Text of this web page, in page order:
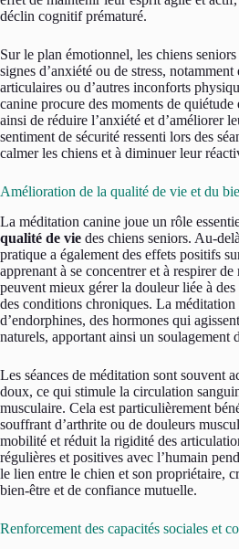
déclin cognitif prématuré.
Sur le plan émotionnel, les chiens
signes d’anxiété ou de stress,
articulaires ou d’autres inconforts
canine procure des moments de
ainsi de réduire l’anxiété et d’améliorer
sentiment de sécurité ressenti lors des
calmer les chiens et à diminuer leur
Amélioration de la qualité de vie et du
La méditation canine joue un rôle
qualité de vie des chiens seniors. Au-
pratique a également des effets positifs
apprenant à se concentrer et à respirer
peuvent mieux gérer la douleur liée à
des conditions chroniques. La
d’endorphines, des hormones qui
naturels, apportant ainsi un soulagement
Les séances de méditation sont souvent
doux, ce qui stimule la circulation
musculaire. Cela est particulièrement
souffrant d’arthrite ou de douleurs
mobilité et réduit la rigidité des
régulières et positives avec l’humain
le lien entre le chien et son propriétaire,
bien-être et de confiance mutuelle.
Renforcement des capacités sociales et